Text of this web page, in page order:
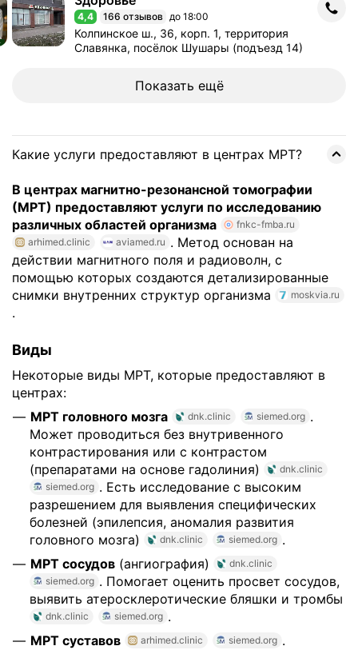
Рейтинг 4,4 из 5
4,4 166 отзывов до 18:00
Адрес: Колпинское ш., 36, корп. 1, территория
Колпинское ш., 36, корп. 1, территория
Славянка, посёлок Шушары (подъезд 14)
Показать ещё
Какие услуги предоставляют в центрах МРТ?
В центрах магнитно-резонансной томографии
(МРТ) предоставляют услуги по исследованию
различных областей организма
fnkc-fmba.ru
arhimed.clinic
aviamed.ru . Метод основан на
действии магнитного поля и радиоволн, с
помощью которых создаются детализированные
снимки внутренних структур организма
moskvia.ru
.
Виды
Некоторые виды МРТ, которые предоставляют в
центрах:
МРТ головного мозга
dnk.clinic siemed.org .
Может проводиться без внутривенного
контрастирования или с контрастом
(препаратами на основе гадолиния)
dnk.clinic
siemed.org . Есть исследование с высоким
разрешением для выявления специфических
болезней (эпилепсия, аномалия развития
головного мозга)
dnk.clinic siemed.org .
МРТ сосудов (ангиография)
dnk.clinic
siemed.org . Помогает оценить просвет сосудов,
выявить атеросклеротические бляшки и тромбы
dnk.clinic siemed.org .
МРТ суставов
arhimed.clinic siemed.org .